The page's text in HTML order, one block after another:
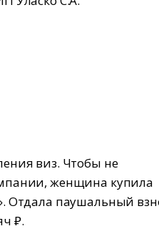
виз. Чтобы не
женщина купила
Отдала паушальный
₽.